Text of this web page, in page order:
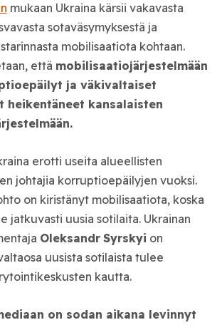
mukaan Ukraina kärsii vakavasta
sotaväsymyksestä ja
mobilisaatiota kohtaan.
että mobilisaatiojärjestelmään
ja väkivaltaiset
kansalaisten
erotti useita alueellisten
johtajia korruptioepäilyjen vuoksi.
on kiristänyt mobilisaatiota, koska
jatkuvasti uusia sotilaita. Ukrainan
Oleksandr Syrskyi on
uusista sotilaista tulee
kautta.
on sodan aikana levinnyt